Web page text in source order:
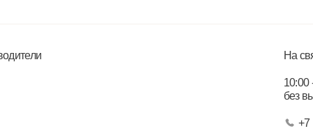
На
без
+7